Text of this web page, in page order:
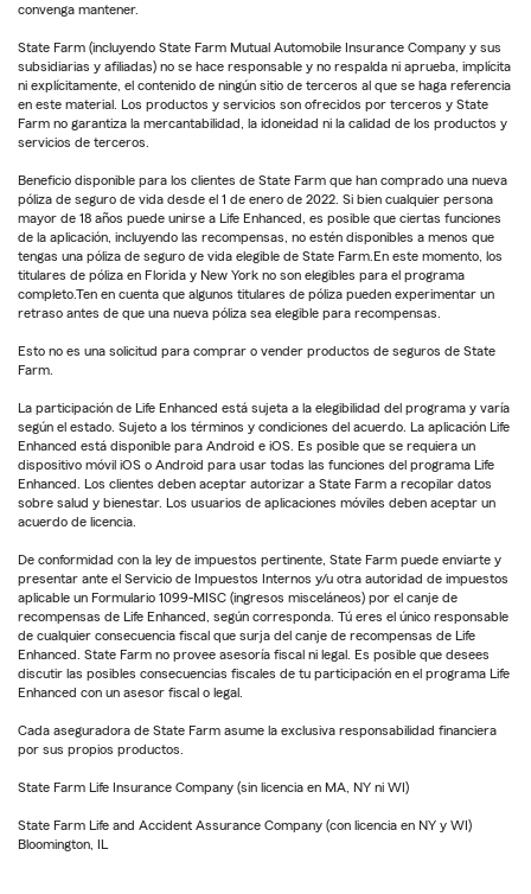
convenga mantener.
State Farm (incluyendo State Farm Mutual Automobile Insurance Company y sus
subsidiarias y afiliadas) no se hace responsable y no respalda ni aprueba, implícita
ni explícitamente, el contenido de ningún sitio de terceros al que se haga referencia
en este material. Los productos y servicios son ofrecidos por terceros y State
Farm no garantiza la mercantabilidad, la idoneidad ni la calidad de los productos y
servicios de terceros.
Beneficio disponible para los clientes de State Farm que han comprado una nueva
póliza de seguro de vida desde el 1 de enero de 2022. Si bien cualquier persona
mayor de 18 años puede unirse a Life Enhanced, es posible que ciertas funciones
de la aplicación, incluyendo las recompensas, no estén disponibles a menos que
tengas una póliza de seguro de vida elegible de State Farm.En este momento, los
titulares de póliza en Florida y New York no son elegibles para el programa
completo.Ten en cuenta que algunos titulares de póliza pueden experimentar un
retraso antes de que una nueva póliza sea elegible para recompensas.
Esto no es una solicitud para comprar o vender productos de seguros de State
Farm.
La participación de Life Enhanced está sujeta a la elegibilidad del programa y varía
según el estado. Sujeto a los términos y condiciones del acuerdo. La aplicación Life
Enhanced está disponible para Android e iOS. Es posible que se requiera un
dispositivo móvil iOS o Android para usar todas las funciones del programa Life
Enhanced. Los clientes deben aceptar autorizar a State Farm a recopilar datos
sobre salud y bienestar. Los usuarios de aplicaciones móviles deben aceptar un
acuerdo de licencia.
De conformidad con la ley de impuestos pertinente, State Farm puede enviarte y
presentar ante el Servicio de Impuestos Internos y/u otra autoridad de impuestos
aplicable un Formulario 1099-MISC (ingresos misceláneos) por el canje de
recompensas de Life Enhanced, según corresponda. Tú eres el único responsable
de cualquier consecuencia fiscal que surja del canje de recompensas de Life
Enhanced. State Farm no provee asesoría fiscal ni legal. Es posible que desees
discutir las posibles consecuencias fiscales de tu participación en el programa Life
Enhanced con un asesor fiscal o legal.
Cada aseguradora de State Farm asume la exclusiva responsabilidad financiera
por sus propios productos.
State Farm Life Insurance Company (sin licencia en MA, NY ni WI)
State Farm Life and Accident Assurance Company (con licencia en NY y WI)
Bloomington, IL